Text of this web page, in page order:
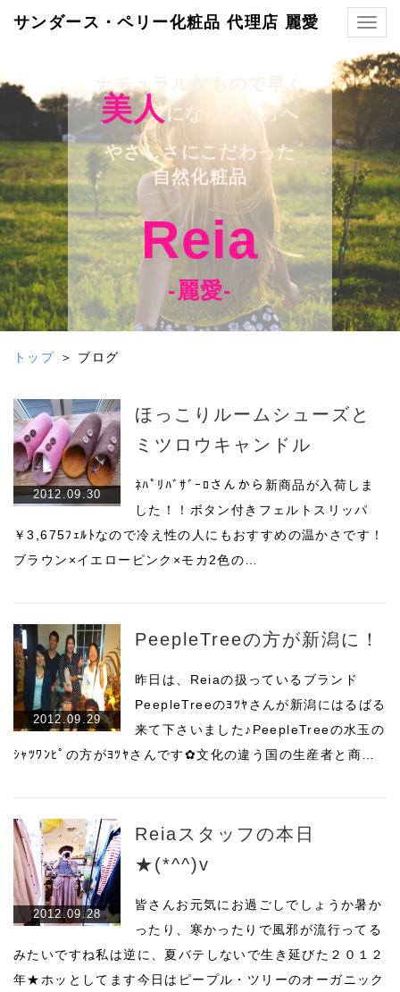
サンダース・ペリー化粧品 代理店 麗愛
ナチュラルなもので早く
美人になりたい方へ
やさしさにこだわった
自然化粧品
Reia
-麗愛-
トップ ＞ ブログ
2012.09.30
ほっこりルームシューズと
ミツロウキャンドル
ﾈﾊﾟﾘﾊﾞｻﾞｰﾛさんから新商品が入荷しま
した！！ボタン付きフェルトスリッパ
￥3,675ﾌｪﾙﾄなので冷え性の人にもおすすめの温かさです！
ブラウン×イエローピンク×モカ2色の…
2012.09.29
PeepleTreeの方が新潟に！
昨日は、Reiaの扱っているブランド
PeepleTreeのﾖﾂﾔさんが新潟にはるばる
来て下さいました♪PeepleTreeの水玉の
ｼｬﾂﾜﾝﾋﾟの方がﾖﾂﾔさんです✿文化の違う国の生産者と商…
2012.09.28
Reiaスタッフの本日
★(*^^)v
皆さんお元気にお過ごしでしょうか暑か
ったり、寒かったりで風邪が流行ってる
みたいですね私は逆に、夏バテしないで生き延びた２０１２
年★ホッとしてます今日はピープル・ツリーのオーガニック